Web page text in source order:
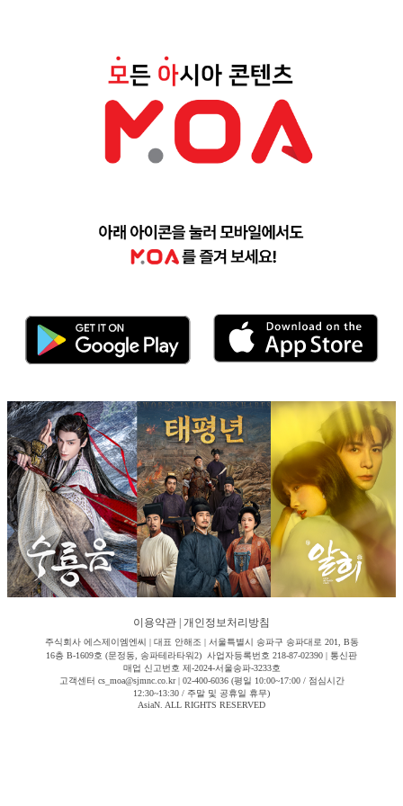
이용약관 개인정보처리방침
주식회사 에스제이엠엔씨 | 대표 안해조 | 서울특별시 송파구 송파대로 201, B동
16층 B-1609호 (문정동, 송파테라타워2) 사업자등록번호 218-87-02390 | 통신판
매업 신고번호 제-2024-서울송파-3233호
고객센터 cs_moa@sjmnc.co.kr | 02-400-6036 (평일 10:00~17:00 / 점심시간
12:30~13:30 / 주말 및 공휴일 휴무)
AsiaN. ALL RIGHTS RESERVED